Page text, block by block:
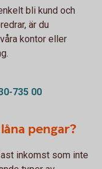
bli kund och
är du
kontor eller
735 00
pengar?
inkomst som inte